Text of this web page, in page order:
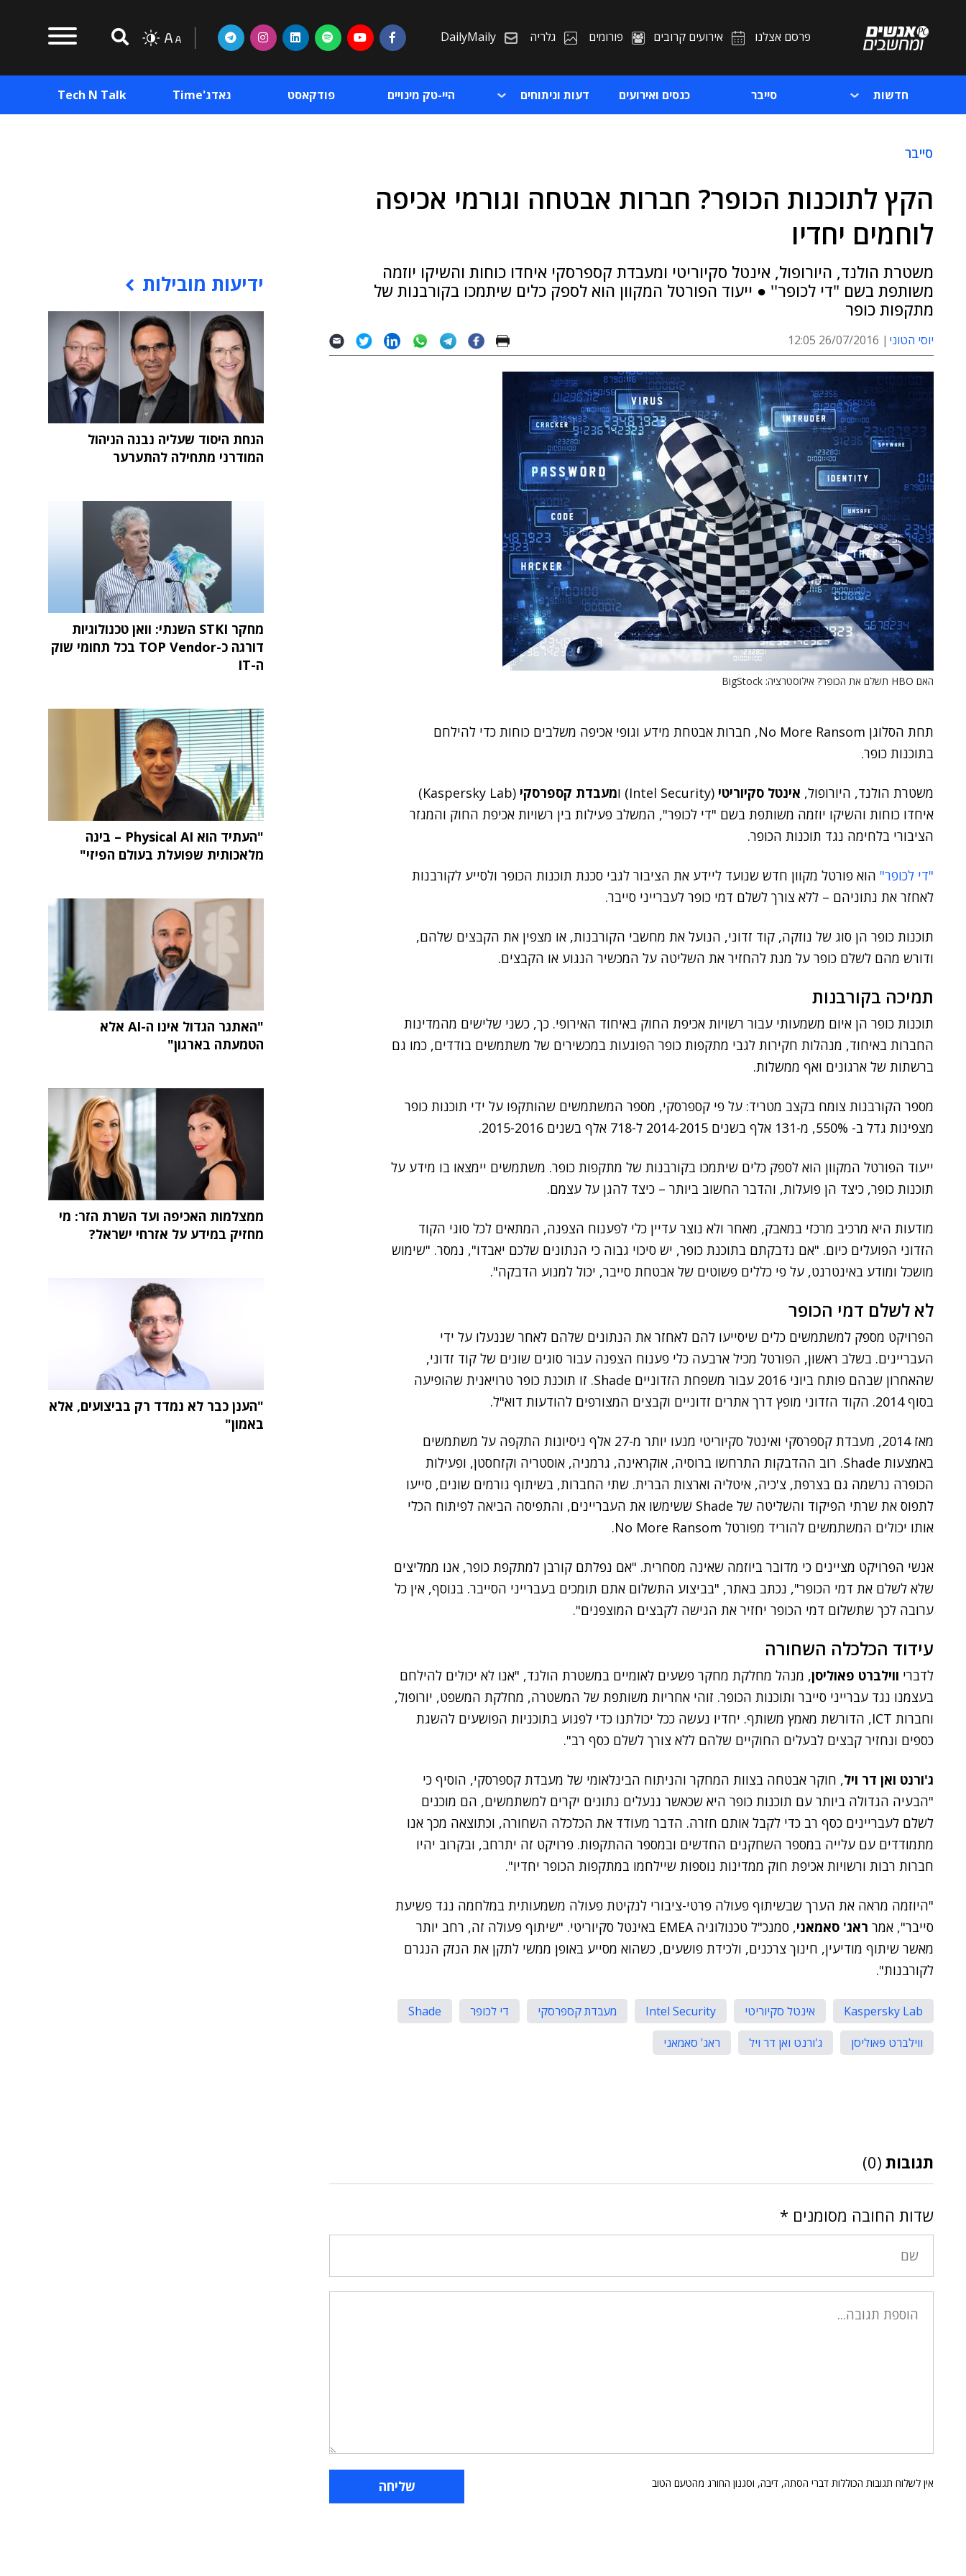
פרסם אצלנו אירועים קרובים פורומים גלריה DailyMaily
חדשות סייבר כנסים ואירועים דעות וניתוחים היי-טק מינויים פודקאסט גאדג'Time Tech N Talk
סייבר
הקץ לתוכנות הכופר? חברות אבטחה וגורמי אכיפה
לוחמים יחדיו
משטרת הולנד, היורופול, אינטל סקיוריטי ומעבדת קספרסקי איחדו כוחות והשיקו יוזמה
משותפת בשם "די לכופר'' ● ייעוד הפורטל המקוון הוא לספק כלים שיתמכו בקורבנות של
מתקפות כופר
יוסי הטוני 26/07/2016 12:05
האם HBO תשלם את הכופר? אילוסטרציה: BigStock
תחת הסלוגן No More Ransom, חברות אבטחת מידע וגופי אכיפה משלבים כוחות כדי להילחם
בתוכנות כופר.
משטרת הולנד, היורופול, אינטל סקיוריטי (Intel Security) ו מעבדת קספרסקי
(Kaspersky Lab)
איחדו כוחות והשיקו יוזמה משותפת בשם "די לכופר", המשלב פעילות בין רשויות אכיפת החוק והמגזר
הציבורי בלחימה נגד תוכנות הכופר.
"די לכופר" הוא פורטל מקוון חדש שנועד ליידע את הציבור לגבי סכנת תוכנות הכופר ולסייע לקורבנות
לאחזר את נתוניהם – ללא צורך לשלם דמי כופר לעברייני סייבר.
תוכנות כופר הן סוג של נוזקה, קוד זדוני, הנועל את מחשבי הקורבנות, או מצפין את הקבצים שלהם,
ודורש מהם לשלם כופר על מנת להחזיר את השליטה על המכשיר הנגוע או הקבצים.
תמיכה בקורבנות
תוכנות כופר הן איום משמעותי עבור רשויות אכיפת החוק באיחוד האירופי. כך, כשני שלישים מהמדינות
החברות באיחוד, מנהלות חקירות לגבי מתקפות כופר הפוגעות במכשירים של משתמשים בודדים, כמו גם
ברשתות של ארגונים ואף ממשלות.
מספר הקורבנות צומח בקצב מטריד: על פי קספרסקי, מספר המשתמשים שהותקפו על ידי תוכנות כופר
מצפינות גדל ב- 550%, מ-131 אלף בשנים 2014-2015 ל-718 אלף בשנים 2015-2016.
ייעוד הפורטל המקוון הוא לספק כלים שיתמכו בקורבנות של מתקפות כופר. משתמשים יימצאו בו מידע על
תוכנות כופר, כיצד הן פועלות, והדבר החשוב ביותר – כיצד להגן על עצמם.
מודעות היא מרכיב מרכזי במאבק, מאחר ולא נוצר עדיין כלי לפענוח הצפנה, המתאים לכל סוגי הקוד
הזדוני הפועלים כיום. "אם נדבקתם בתוכנת כופר, יש סיכוי גבוה כי הנתונים שלכם יאבדו", נמסר. "שימוש
מושכל ומודע באינטרנט, על פי כללים פשוטים של אבטחת סייבר, יכול למנוע הדבקה".
לא לשלם דמי הכופר
הפרויקט מספק למשתמשים כלים שיסייעו להם לאחזר את הנתונים שלהם לאחר שננעלו על ידי
העבריינים. בשלב ראשון, הפורטל מכיל ארבעה כלי פענוח הצפנה עבור סוגים שונים של קוד זדוני,
שהאחרון שבהם פותח ביוני 2016 עבור משפחת הזדוניים Shade. זו תוכנת כופר טרויאנית שהופיעה
בסוף 2014. הקוד הזדוני מופץ דרך אתרים זדוניים וקבצים המצורפים להודעות דוא"ל.
מאז 2014, מעבדת קספרסקי ואינטל סקיוריטי מנעו יותר מ-27 אלף ניסיונות התקפה על משתמשים
באמצעות Shade. רוב ההדבקות התרחשו ברוסיה, אוקראינה, גרמניה, אוסטריה וקזחסטן, ופעילות
הכופרה נרשמה גם בצרפת, צ'כיה, איטליה וארצות הברית. שתי החברות, בשיתוף גורמים שונים, סייעו
לתפוס את שרתי הפיקוד והשליטה של Shade ששימשו את העבריינים, והתפיסה הביאה לפיתוח הכלי
אותו יכולים המשתמשים להוריד מפורטל No More Ransom.
אנשי הפרויקט מציינים כי מדובר ביוזמה שאינה מסחרית. "אם נפלתם קורבן למתקפת כופר, אנו ממליצים
שלא לשלם את דמי הכופר", נכתב באתר, "בביצוע התשלום אתם תומכים בעברייני הסייבר. בנוסף, אין כל
ערובה לכך שתשלום דמי הכופר יחזיר את הגישה לקבצים המוצפנים".
עידוד הכלכלה השחורה
לדברי ווילברט פאוליסן, מנהל מחלקת מחקר פשעים לאומיים במשטרת הולנד, "אנו לא יכולים להילחם
בעצמנו נגד עברייני סייבר ותוכנות הכופר. זוהי אחריות משותפת של המשטרה, מחלקת המשפט, יורופול,
וחברות ICT, הדורשת מאמץ משותף. יחדיו נעשה ככל יכולתנו כדי לפגוע בתוכניות הפושעים להשגת
כספים ונחזיר קבצים לבעלים החוקיים שלהם ללא צורך לשלם כסף רב".
ג'ורנט ואן דר ויל, חוקר אבטחה בצוות המחקר והניתוח הבינלאומי של מעבדת קספרסקי, הוסיף כי
"הבעיה הגדולה ביותר עם תוכנות כופר היא שכאשר ננעלים נתונים יקרים למשתמשים, הם מוכנים
לשלם לעבריינים כסף רב כדי לקבל אותם חזרה. הדבר מעודד את הכלכלה השחורה, וכתוצאה מכך אנו
מתמודדים עם עלייה במספר השחקנים החדשים ובמספר ההתקפות. פרויקט זה יתרחב, ובקרוב יהיו
חברות רבות ורשויות אכיפת חוק ממדינות נוספות שיילחמו במתקפות הכופר יחדיו".
"היוזמה מראה את הערך שבשיתוף פעולה פרטי-ציבורי לנקיטת פעולה משמעותית במלחמה נגד פשיעת
סייבר", אמר ראג' סאמאני
, סמנכ"ל טכנולוגיה EMEA באינטל סקיוריטי. "שיתוף פעולה זה, רחב יותר
מאשר שיתוף מודיעין, חינוך צרכנים, ולכידת פושעים, כשהוא מסייע באופן ממשי לתקן את הנזק הנגרם
לקורבנות".
Kaspersky Lab אינטל סקיוריטי Intel Security מעבדת קספרסקי די לכופר
Shade
ווילברט פאוליסן
ג'ורנט ואן דר ויל ראג' סאמאני
תגובות (0)
שדות החובה מסומנים *
אין לשלוח תגובות הכוללות דברי הסתה, דיבה, וסגנון החורג מהטעם הטוב
ידיעות מובילות
הנחת היסוד שעליה נבנה הניהול
המודרני מתחילה להתערער
מחקר STKI השנתי: וואן טכנולוגיות
דורגה כ-TOP Vendor בכל תחומי שוק
ה-IT
"העתיד הוא Physical AI – בינה
מלאכותית שפועלת בעולם הפיזי"
"האתגר הגדול אינו ה-AI אלא
הטמעתה בארגון"
ממצלמות האכיפה ועד השרת הזר: מי
מחזיק במידע על אזרחי ישראל?
"הענן כבר לא נמדד רק בביצועים, אלא
באמון"